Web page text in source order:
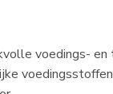
voedings-